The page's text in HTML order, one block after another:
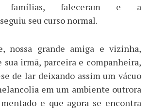
famílias, faleceram e a
seu curso normal.
nossa grande amiga e vizinha,
sua irmã, parceira e companheira,
de lar deixando assim um vácuo
em um ambiente outrora
e que agora se encontra